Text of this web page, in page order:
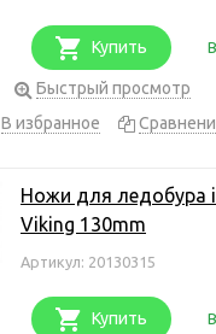
Купить
Быстрый просмотр
В избранное
Ножи для ледобура
Viking 130mm
Артикул: 20130315
Купить